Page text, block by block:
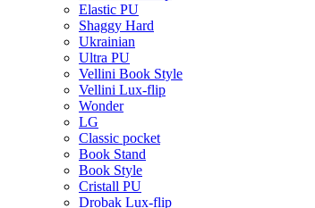
Elastic PU
Shaggy Hard
Ukrainian
Ultra PU
Vellini Book Style
Vellini Lux-flip
Wonder
LG
Classic pocket
Book Stand
Book Style
Cristall PU
Drobak Lux-flip